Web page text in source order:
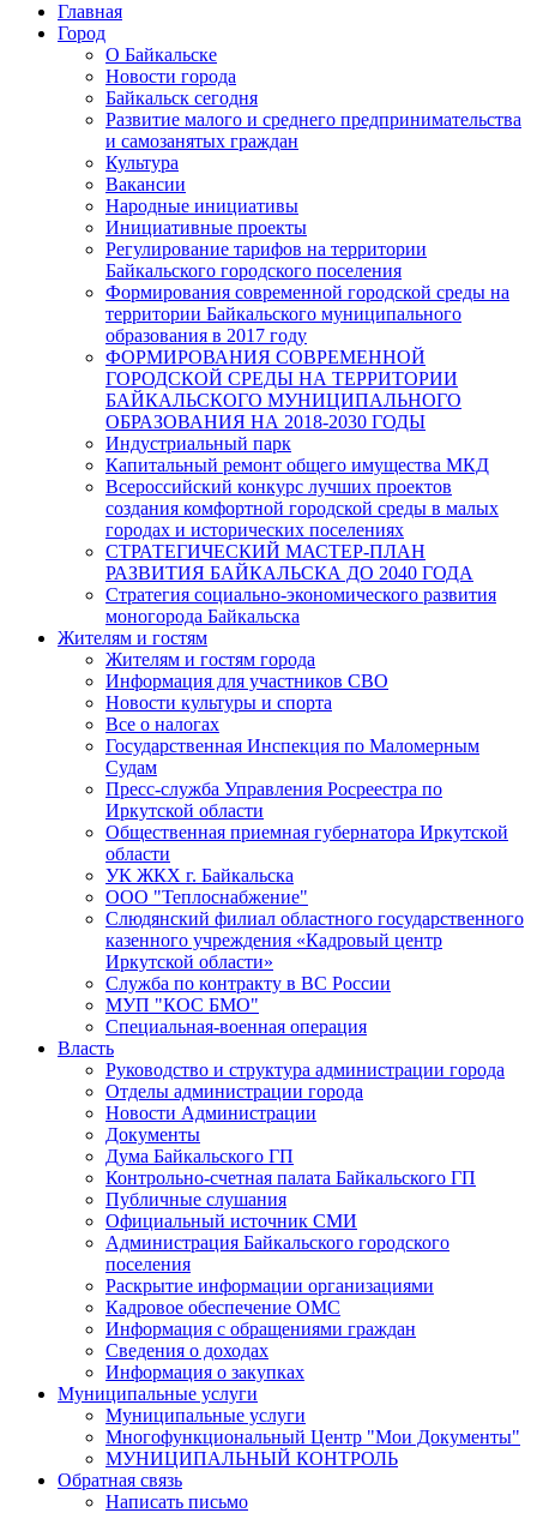
Главная
Город
О Байкальске
Новости города
Байкальск сегодня
Развитие малого и среднего предпринимательства
и самозанятых граждан
Культура
Вакансии
Народные инициативы
Инициативные проекты
Регулирование тарифов на территории
Байкальского городского поселения
Формирования современной городской среды на
территории Байкальского муниципального
образования в 2017 году
ФОРМИРОВАНИЯ СОВРЕМЕННОЙ
ГОРОДСКОЙ СРЕДЫ НА ТЕРРИТОРИИ
БАЙКАЛЬСКОГО МУНИЦИПАЛЬНОГО
ОБРАЗОВАНИЯ НА 2018-2030 ГОДЫ
Индустриальный парк
Капитальный ремонт общего имущества МКД
Всероссийский конкурс лучших проектов
создания комфортной городской среды в малых
городах и исторических поселениях
СТРАТЕГИЧЕСКИЙ МАСТЕР-ПЛАН
РАЗВИТИЯ БАЙКАЛЬСКА ДО 2040 ГОДА
Стратегия социально-экономического развития
моногорода Байкальска
Жителям и гостям
Жителям и гостям города
Информация для участников СВО
Новости культуры и спорта
Все о налогах
Государственная Инспекция по Маломерным
Судам
Пресс-служба Управления Росреестра по
Иркутской области
Общественная приемная губернатора Иркутской
области
УК ЖКХ г. Байкальска
ООО "Теплоснабжение"
Слюдянский филиал областного государственного
казенного учреждения «Кадровый центр
Иркутской области»
Служба по контракту в ВС России
МУП "КОС БМО"
Специальная-военная операция
Власть
Руководство и структура администрации города
Отделы администрации города
Новости Администрации
Документы
Дума Байкальского ГП
Контрольно-счетная палата Байкальского ГП
Публичные слушания
Официальный источник СМИ
Администрация Байкальского городского
поселения
Раскрытие информации организациями
Кадровое обеспечение ОМС
Информация с обращениями граждан
Сведения о доходах
Информация о закупках
Муниципальные услуги
Муниципальные услуги
Многофункциональный Центр "Мои Документы"
МУНИЦИПАЛЬНЫЙ КОНТРОЛЬ
Обратная связь
Написать письмо